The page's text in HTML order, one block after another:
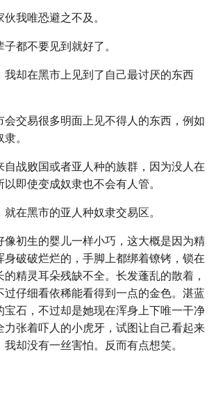
我唯恐避之不及。
都不要见到就好了。
我却在黑市上见到了自己最讨厌的东西
会交易很多明面上见不得人的东西，例如
。
自战败国或者亚人种的族群，因为没人在
即使变成奴隶也不会有人管。
在黑市的亚人种奴隶交易区。
像初生的婴儿一样小巧，这大概是因为精
身破破烂烂的，手脚上都绑着镣铐，锁在
精灵耳朵残缺不全。长发蓬乱的散着，
过仔细看依稀能看得到一点的金色。湛蓝
宝石，不过却是她现在浑身上下唯一干净
力张着吓人的小虎牙，试图让自己看起来
却没有一丝害怕。反而有点想笑。